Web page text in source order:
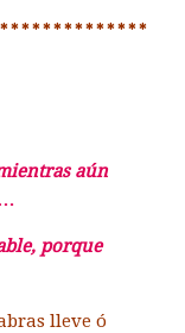
aún
…
porque
lleve ó